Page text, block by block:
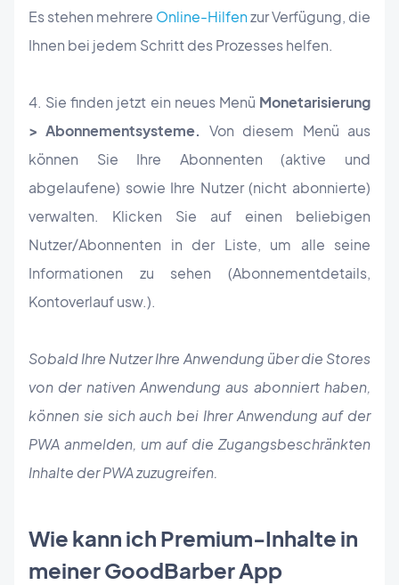
Es stehen mehrere Online-Hilfenzur Verfügung, die
Ihnen bei jedem Schritt des Prozesses helfen.
4. Sie finden jetzt ein neues Menü Monetarisierung
> Abonnementsysteme. Von diesem Menü aus
können Sie Ihre Abonnenten (aktive und
abgelaufene) sowie Ihre Nutzer (nicht abonnierte)
verwalten. Klicken Sie auf einen beliebigen
Nutzer/Abonnenten in der Liste, um alle seine
Informationen zu sehen (Abonnementdetails,
Kontoverlauf usw.).
Sobald Ihre Nutzer Ihre Anwendung über die Stores
von der nativen Anwendung aus abonniert haben,
können sie sich auch bei Ihrer Anwendung auf der
PWA anmelden, um auf die Zugangsbeschränkten
Inhalte der PWA zuzugreifen.
Wie kann ich Premium-Inhalte in
meiner GoodBarber App